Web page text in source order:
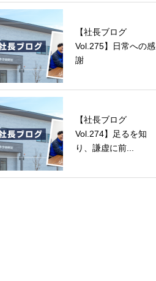
【社長ブログ
Vol.275】日常への感
謝
【社長ブログ
Vol.274】足るを知
り、謙虚に前...